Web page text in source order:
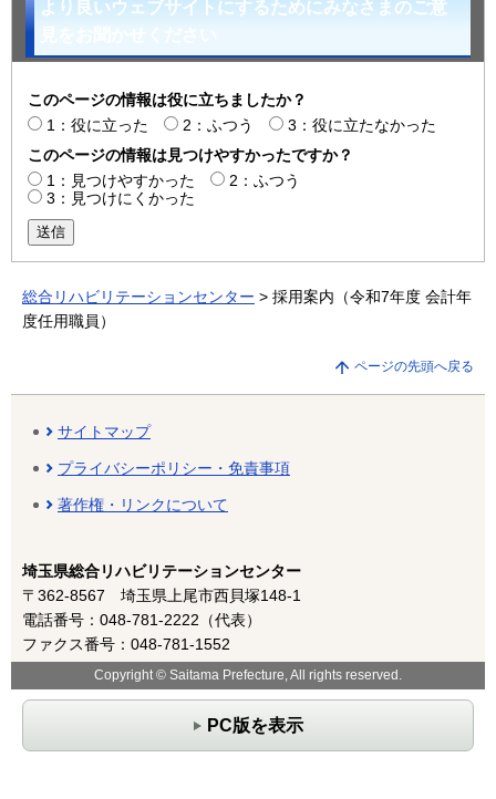
より良いウェブサイトにするためにみなさまのご意
このページの情報は役に立ちましたか？
1：役に立った
2：ふつう
3：役に立たなかった
このページの情報は見つけやすかったですか？
1：見つけやすかった
2：ふつう
3：見つけにくかった
送信
総合リハビリテーションセンター > 採用案内（令和7年度 会計年
度任用職員）
ページの先頭へ戻る
サイトマップ
プライバシーポリシー・免責事項
著作権・リンクについて
埼玉県総合リハビリテーションセンター
〒362-8567 埼玉県上尾市西貝塚148-1
電話番号：048-781-2222（代表）
ファクス番号：048-781-1552
Copyright © Saitama Prefecture, All rights reserved.
PC版を表示